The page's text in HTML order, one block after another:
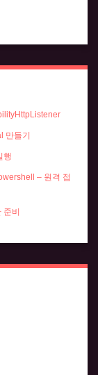
만들기
행
– 원격 접
비